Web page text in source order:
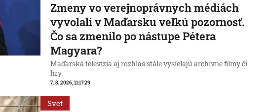
Zmeny vo verejnoprávnych médiách
vyvolali v Maďarsku veľkú pozornosť.
Čo sa zmenilo po nástupe Pétera
Magyara?
Maďarská televízia aj rozhlas stále vysielajú archívne filmy či
hry.
7. 8. 2026, 11:17:29
Svet